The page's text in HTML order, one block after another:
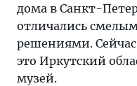
дома в Санкт-
отличались
решениями.
это Иркутский
музей.